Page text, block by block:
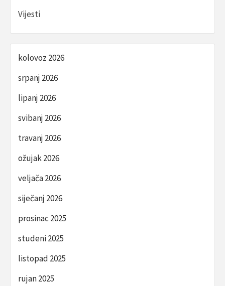
Vijesti
kolovoz 2026
srpanj 2026
lipanj 2026
svibanj 2026
travanj 2026
ožujak 2026
veljača 2026
siječanj 2026
prosinac 2025
studeni 2025
listopad 2025
rujan 2025